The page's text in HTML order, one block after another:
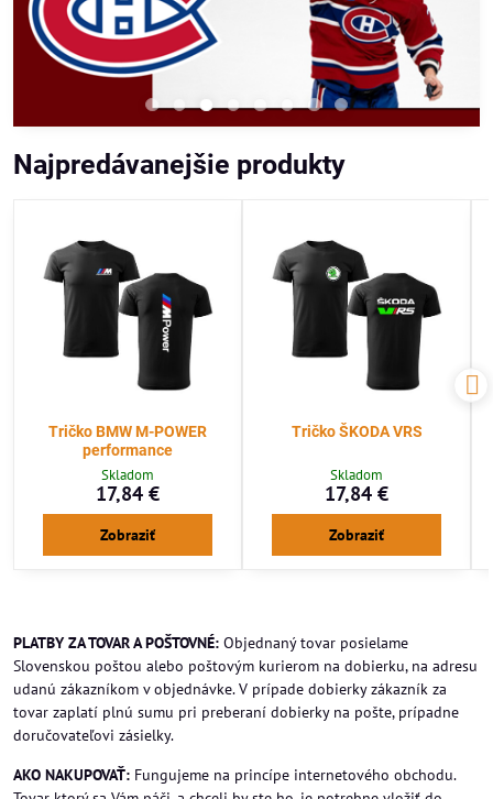
Najpredávanejšie produkty
Tričko BMW M-POWER
performance
Skladom
17,84 €
Zobraziť
Tričko ŠKODA VRS
Skladom
17,84 €
Zobraziť
PLATBY ZA TOVAR A POŠTOVNÉ: Objednaný tovar posielame
Slovenskou poštou alebo poštovým kurierom na dobierku, na adresu
udanú zákazníkom v objednávke. V prípade dobierky zákazník za
tovar zaplatí plnú sumu pri preberaní dobierky na pošte, prípadne
doručovateľovi zásielky.
AKO NAKUPOVAŤ: Fungujeme na princípe internetového obchodu.